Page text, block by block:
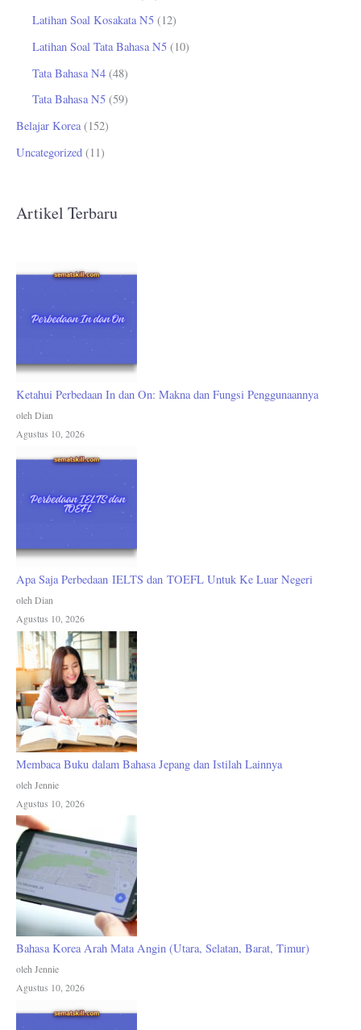
Latihan Soal Kosakata N5 (12)
Latihan Soal Tata Bahasa N5 (10)
Tata Bahasa N4 (48)
Tata Bahasa N5 (59)
Belajar Korea(152)
Uncategorized (11)
Artikel Terbaru
Ketahui Perbedaan In dan On: Makna dan Fungsi Penggunaannya
oleh Dian
Agustus 10, 2026
Apa Saja Perbedaan IELTS dan TOEFL Untuk Ke Luar Negeri
oleh Dian
Agustus 10, 2026
Membaca Buku dalam Bahasa Jepang dan Istilah Lainnya
oleh Jennie
Agustus 10, 2026
Bahasa Korea Arah Mata Angin (Utara, Selatan, Barat, Timur)
oleh Jennie
Agustus 10, 2026